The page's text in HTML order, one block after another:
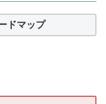
ドマップ